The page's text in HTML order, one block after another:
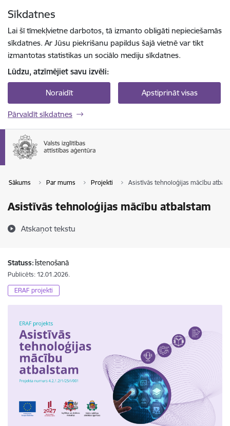
Sīkdatnes
Lai šī tīmekļvietne darbotos, tā izmanto obligāti nepieciešamās
sīkdatnes. Ar Jūsu piekrišanu papildus šajā vietnē var tikt
izmantotas statistikas un sociālo mediju sīkdatnes.
Lūdzu, atzīmējiet savu izvēli:
Noraidīt Apstiprināt visas
Pārvaldīt sīkdatnes
Sākums Par mums Projekti Asistīvās tehnoloģijas mācību
Asistīvās tehnoloģijas mācību atbalstam
Atskaņot tekstu
Statuss:Īstenošanā
Publicēts: 12.01.2026.
ERAF projekti